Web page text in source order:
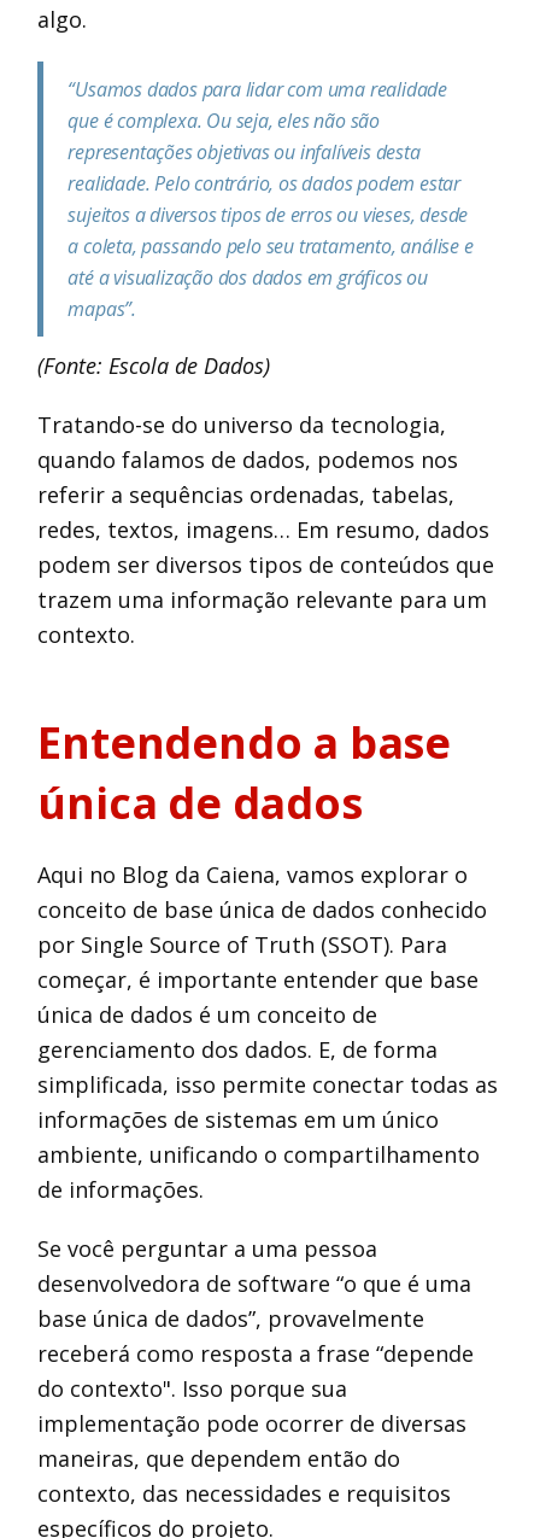
algo.
“Usamos dados para lidar com uma realidade
que é complexa. Ou seja, eles não são
representações objetivas ou infalíveis desta
realidade. Pelo contrário, os dados podem estar
sujeitos a diversos tipos de erros ou vieses, desde
a coleta, passando pelo seu tratamento, análise e
até a visualização dos dados em gráficos ou
mapas”.
(Fonte: Escola de Dados)
Tratando-se do universo da tecnologia,
quando falamos de dados, podemos nos
referir a sequências ordenadas, tabelas,
redes, textos, imagens… Em resumo, dados
podem ser diversos tipos de conteúdos que
trazem uma informação relevante para um
contexto.
Entendendo a base
única de dados
Aqui no Blog da Caiena, vamos explorar o
conceito de base única de dados conhecido
por Single Source of Truth (SSOT). Para
começar, é importante entender que base
única de dados é um conceito de
gerenciamento dos dados. E, de forma
simplificada, isso permite conectar todas as
informações de sistemas em um único
ambiente, unificando o compartilhamento
de informações.
Se você perguntar a uma pessoa
desenvolvedora de software “o que é uma
base única de dados”, provavelmente
receberá como resposta a frase “depende
do contexto". Isso porque sua
implementação pode ocorrer de diversas
maneiras, que dependem então do
contexto, das necessidades e requisitos
específicos do projeto.